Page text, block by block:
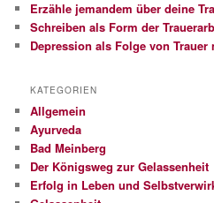
Erzähle jemandem über deine
Schreiben als Form der
Depression als Folge von Trauer
KATEGORIEN
Allgemein
Ayurveda
Bad Meinberg
Der Königsweg zur Gelassenheit
Erfolg in Leben und